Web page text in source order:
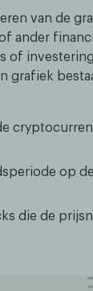
van de
ander
of
grafiek
op
die de